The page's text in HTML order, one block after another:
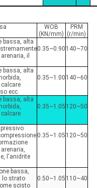
WOB
(KN/mm)
PRM
(r/min)
bassa, alta
il
0.35~0.90 140~70
bassa, alta
ecc.
0.35~1.00 140~60
bassa, alta
0.35~1.05 120~50
l'anidrite
0.35~1.05 120~50
bassa,
lo strato
scisto
0.50~1.05 110~40